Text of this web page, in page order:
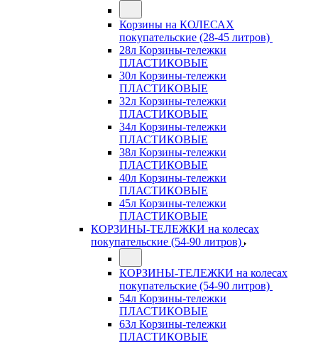
Корзины на КОЛЕСАХ
покупательские (28-45 литров)
28л Корзины-тележки
ПЛАСТИКОВЫЕ
30л Корзины-тележки
ПЛАСТИКОВЫЕ
32л Корзины-тележки
ПЛАСТИКОВЫЕ
34л Корзины-тележки
ПЛАСТИКОВЫЕ
38л Корзины-тележки
ПЛАСТИКОВЫЕ
40л Корзины-тележки
ПЛАСТИКОВЫЕ
45л Корзины-тележки
ПЛАСТИКОВЫЕ
КОРЗИНЫ-ТЕЛЕЖКИ на колесах
покупательские (54-90 литров)
КОРЗИНЫ-ТЕЛЕЖКИ на колесах
покупательские (54-90 литров)
54л Корзины-тележки
ПЛАСТИКОВЫЕ
63л Корзины-тележки
ПЛАСТИКОВЫЕ